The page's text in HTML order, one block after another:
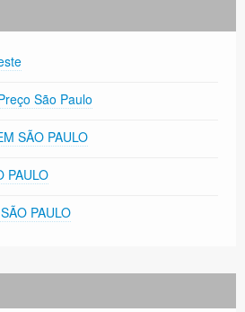
São Paulo
SÃO PAULO
PAULO
PAULO